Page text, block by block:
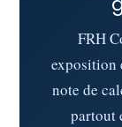
FRH
exposition
note de
partout